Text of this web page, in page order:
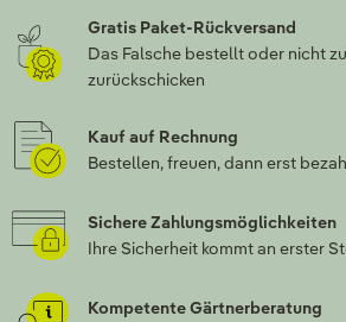
Gratis Paket-Rückversand
Das Falsche bestellt oder nicht
zurückschicken
Kauf auf Rechnung
Bestellen, freuen, dann erst
Sichere Zahlungsmöglichkeiten
Ihre Sicherheit kommt an erster
Kompetente Gärtnerberatung